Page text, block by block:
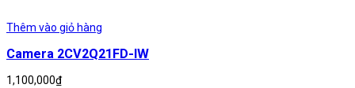
Thêm vào giỏ hàng
Camera 2CV2Q21FD-IW
1,100,000₫